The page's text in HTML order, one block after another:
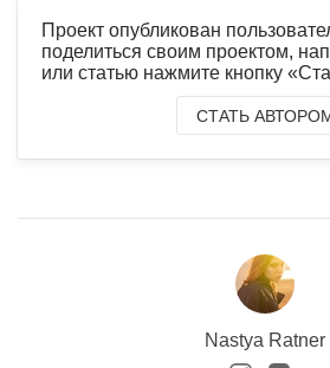
Проект опубликован
поделиться своим проектом,
или статью нажмите кнопку
СТАТЬ
Nastya Ratner